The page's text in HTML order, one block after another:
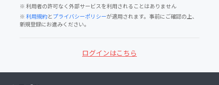
※ 利用者の許可なく外部サービスを利用されることはありません
※利用規約とプライバシーポリシーが適用されます。事前にご確認の上、
新規登録にお進みください。
ログインはこちら